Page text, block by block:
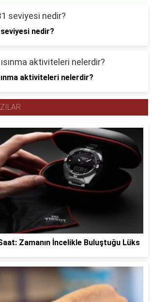
nedir?
aktiviteleri nelerdir?
Zamanın İncelikle Buluştuğu Lüks